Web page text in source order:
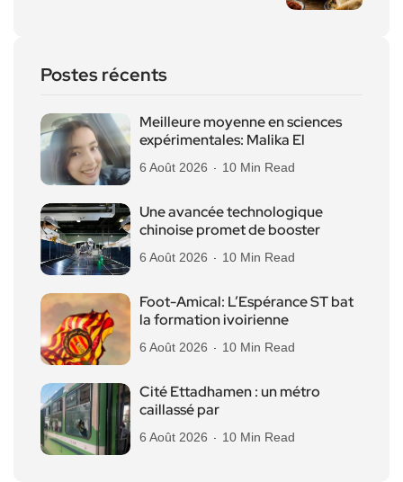
Postes récents
Meilleure moyenne en sciences
expérimentales: Malika El
6 Août 2026 10 Min Read
Une avancée technologique
chinoise promet de booster
6 Août 2026 10 Min Read
Foot-Amical: L’Espérance ST bat
la formation ivoirienne
6 Août 2026 10 Min Read
Cité Ettadhamen : un métro
caillassé par
6 Août 2026 10 Min Read